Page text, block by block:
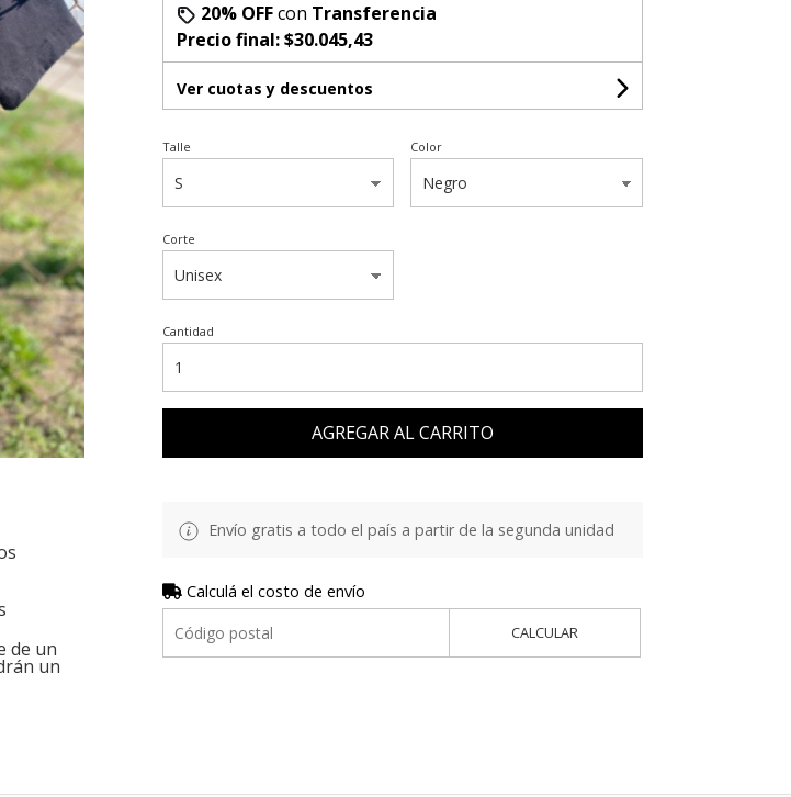
de un
un
20% OFFcon Transferencia
Precio final:$30.045,43
Ver cuotas y descuentos
Talle Color
Corte
Cantidad
AGREGAR AL CARRITO
Envío gratis a todo el país a partir de la segunda unidad
Calculá el costo de envío
CALCULAR